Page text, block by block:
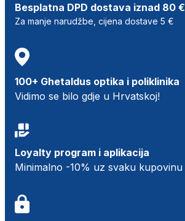
Besplatna DPD dostava iznad 80 €
Za manje narudžbe, cijena dostave 5 €
100+ Ghetaldus optika i poliklinika
Vidimo se bilo gdje u Hrvatskoj!
Loyalty program i aplikacija
Minimalno -10% uz svaku kupovinu